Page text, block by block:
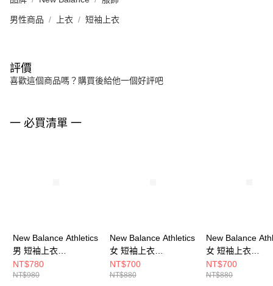
男性商品 上衣 短袖上衣
評價
喜歡這個商品嗎？購買後給他一個好評吧
一 必買清單 一
New Balance Athletics
男 短袖上衣
MT41253BM4-F
NT$780
NT$980
New Balance Athletics
女 短袖上衣
WT41253BM4-F
NT$700
NT$880
New Balance
女 短袖上衣
WT41253AB8-F
NT$700
NT$880